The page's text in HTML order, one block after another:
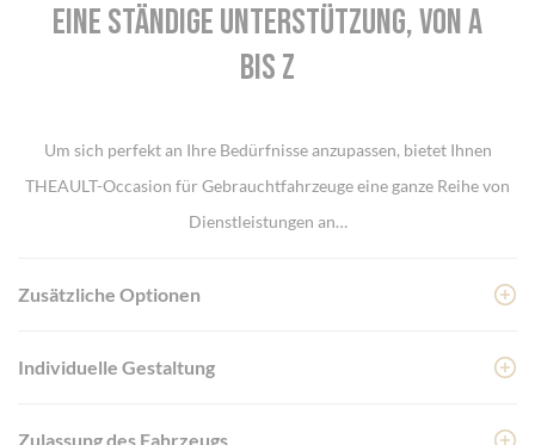
Eine ständige unterstützung, von A
bis Z
Um sich perfekt an Ihre Bedürfnisse anzupassen, bietet Ihnen
THEAULT-Occasion für Gebrauchtfahrzeuge eine ganze Reihe von
Dienstleistungen an…
Zusätzliche Optionen
Individuelle Gestaltung
Zulassung des Fahrzeugs